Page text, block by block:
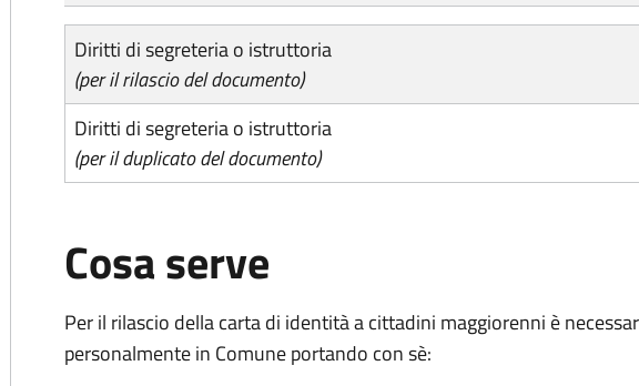
Diritti di segreteria o istruttoria
(per il rilascio del documento)
Diritti di segreteria o istruttoria
(per il duplicato del documento)
Cosa serve
Per il rilascio della carta di identità a cittadini maggiorenni è
personalmente in Comune portando con sè: